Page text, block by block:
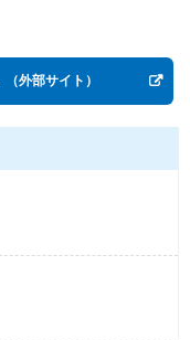
（外部サイト）